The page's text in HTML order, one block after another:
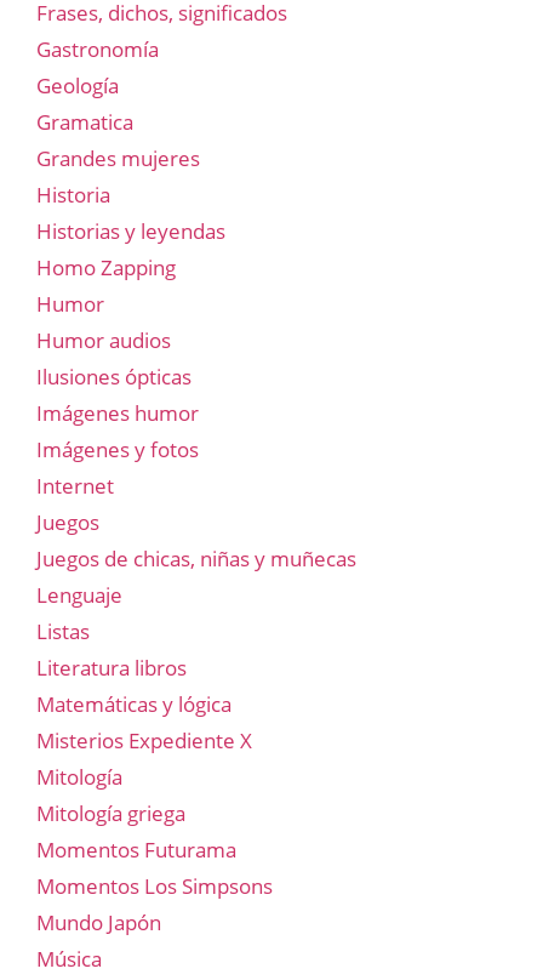
Frases, dichos, significados
Gastronomía
Geología
Gramatica
Grandes mujeres
Historia
Historias y leyendas
Homo Zapping
Humor
Humor audios
Ilusiones ópticas
Imágenes humor
Imágenes y fotos
Internet
Juegos
Juegos de chicas, niñas y muñecas
Lenguaje
Listas
Literatura libros
Matemáticas y lógica
Misterios Expediente X
Mitología
Mitología griega
Momentos Futurama
Momentos Los Simpsons
Mundo Japón
Música